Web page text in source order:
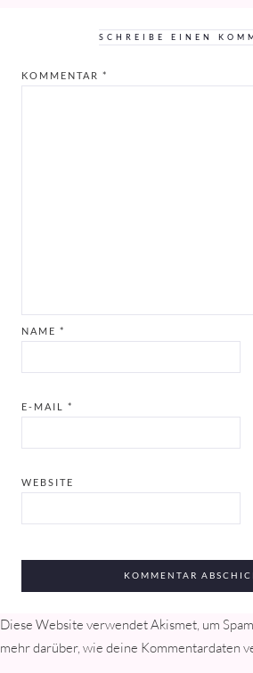
SCHREIBE EINEN
KOMMENTAR *
NAME *
E-MAIL *
WEBSITE
Diese Website verwendet Akismet, um
mehr darüber, wie deine Kommentardaten